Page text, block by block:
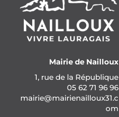
Mairie de Nailloux
1, rue de la République
05 62 71 96 96
mairie@mairienailloux31.c
om